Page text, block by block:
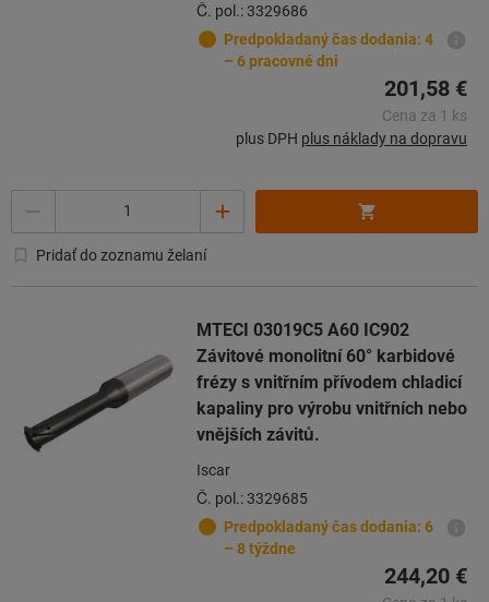
Č. pol.: 3329686
Predpokladaný čas dodania: 4
– 6 pracovné dni
201,58 €
Cena za 1 ks
plus DPH plus náklady na dopravu
Pridať do zoznamu želaní
MTECI 03019C5 A60 IC902
Závitové monolitní 60° karbidové
frézy s vnitřním přívodem chladicí
kapaliny pro výrobu vnitřních nebo
vnějších závitů.
Iscar
Č. pol.: 3329685
Predpokladaný čas dodania: 6
– 8 týždne
244,20 €